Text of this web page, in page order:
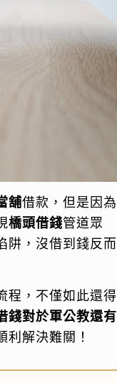
舖借款，但是因為
橋頭借錢管道眾
阱，沒借到錢反而
程，不僅如此還得
錢對於軍公教還有
解決難關！